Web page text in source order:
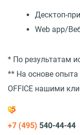
Десктоп-
Web app/
* По результатам
** На основе опыта
OFFICE нашими
+7 (495) 540-44-44